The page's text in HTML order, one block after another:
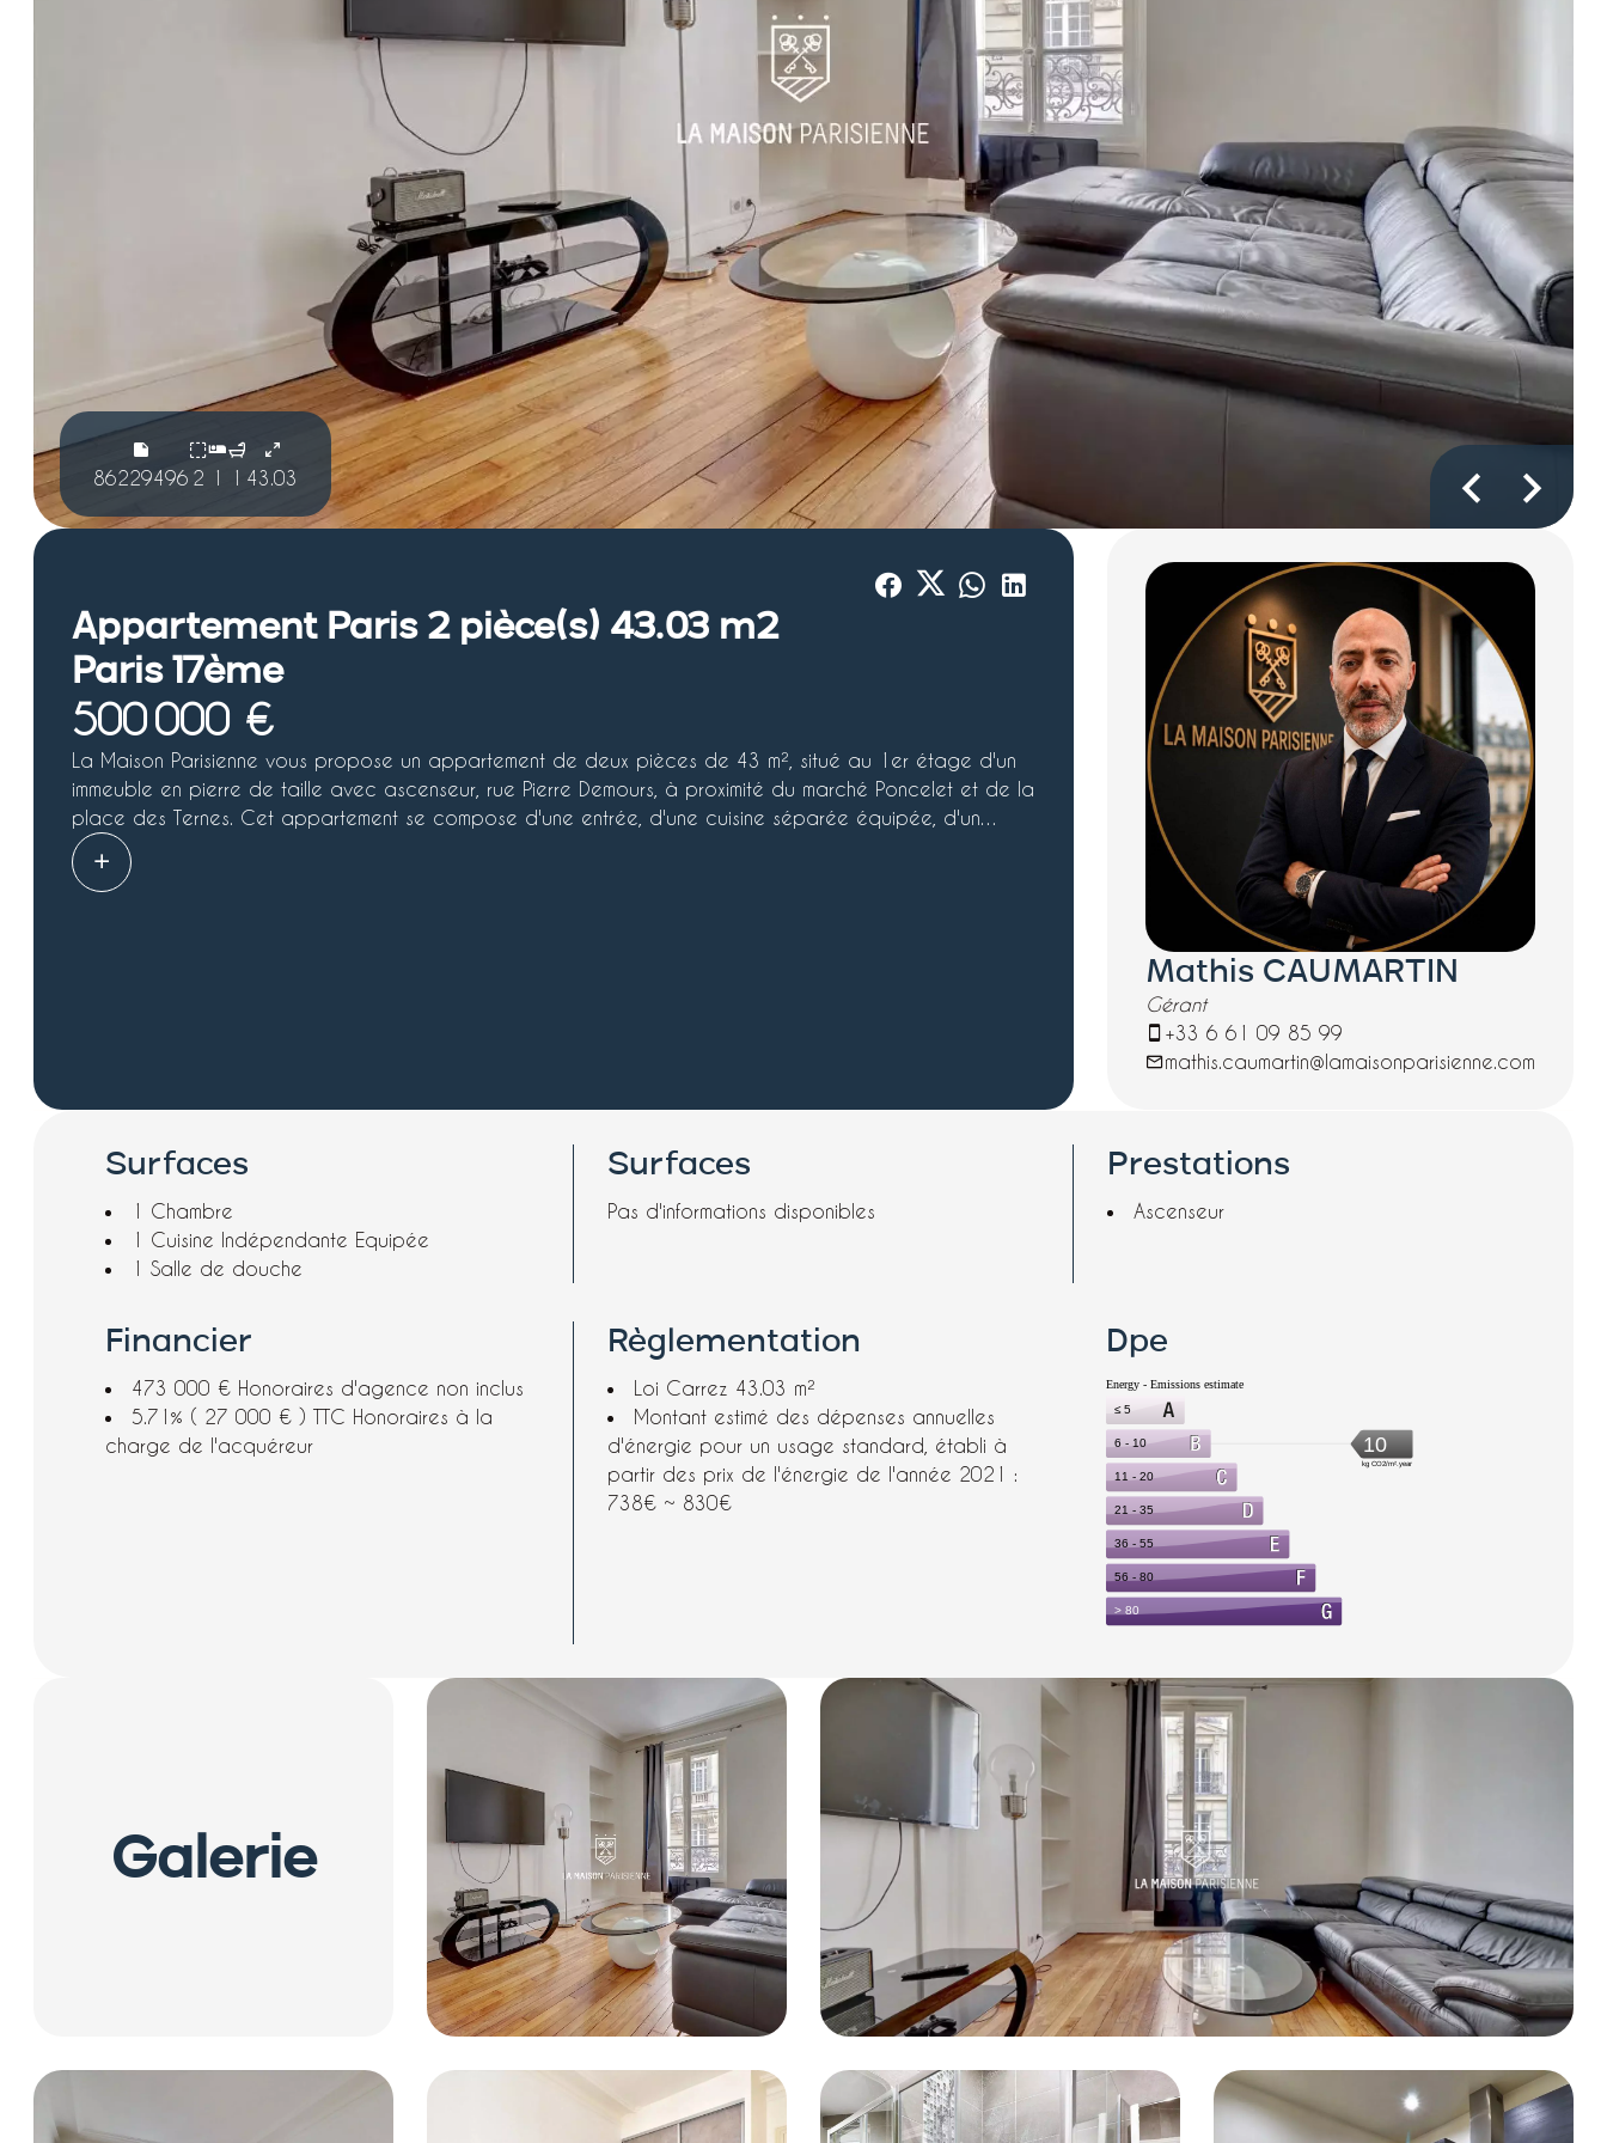
86229496 2 1 1 43.03
Appartement Paris 2 pièce(s) 43.03 m2
Paris 17ème
500 000 €
La Maison Parisienne vous propose un appartement de deux pièces de 43 m², situé au 1er étage d'un
immeuble en pierre de taille avec ascenseur, rue Pierre Demours, à proximité du marché Poncelet et de la
place des Ternes. Cet appartement se compose d'une entrée, d'une cuisine séparée équipée, d'un
salon, d'une chambre avec placard, d'une salle d'eau et de WC séparés. Il bénéficie également d'un
parquet ancien et d'une belle hauteur sous plafond.
Mathis CAUMARTIN
Gérant
+33 6 61 09 85 99
mathis.caumartin@lamaisonparisienne.com
Surfaces
1 Chambre
1 Cuisine Indépendante Equipée
1 Salle de douche
Surfaces
Pas d'informations disponibles
Prestations
Ascenseur
Financier
473 000 € Honoraires d'agence non inclus
5.71% ( 27 000 € ) TTC Honoraires à la
charge de l'acquéreur
Règlementation
Loi Carrez 43.03 m²
Montant estimé des dépenses annuelles
d'énergie pour un usage standard, établi à
partir des prix de l'énergie de l'année 2021 :
738€ ~ 830€
Dpe
Galerie